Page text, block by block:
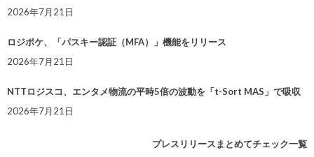
2026年7月21日
ロジポケ、「パスキー認証（MFA）」機能をリリース
2026年7月21日
NTTロジスコ、エンタメ物流の平時5倍の波動を「t-Sort MAS」で吸収
2026年7月21日
プレスリリースまとめてチェック一覧